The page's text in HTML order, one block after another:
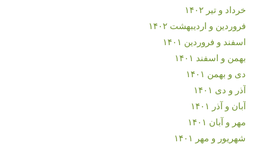
خرداد و تیر ۱۴۰۲
فروردین و اردیبهشت ۱۴۰۲
اسفند و فروردین ۱۴۰۱
بهمن و اسفند ۱۴۰۱
دی و بهمن ۱۴۰۱
آذر و دی ۱۴۰۱
آبان و آذر ۱۴۰۱
مهر و آبان ۱۴۰۱
شهریور و مهر ۱۴۰۱